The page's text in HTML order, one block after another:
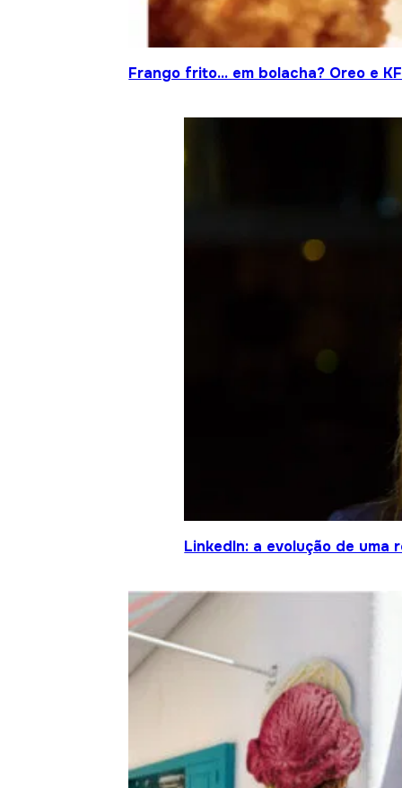
Frango frito… em bolacha? Oreo e
LinkedIn: a evolução de